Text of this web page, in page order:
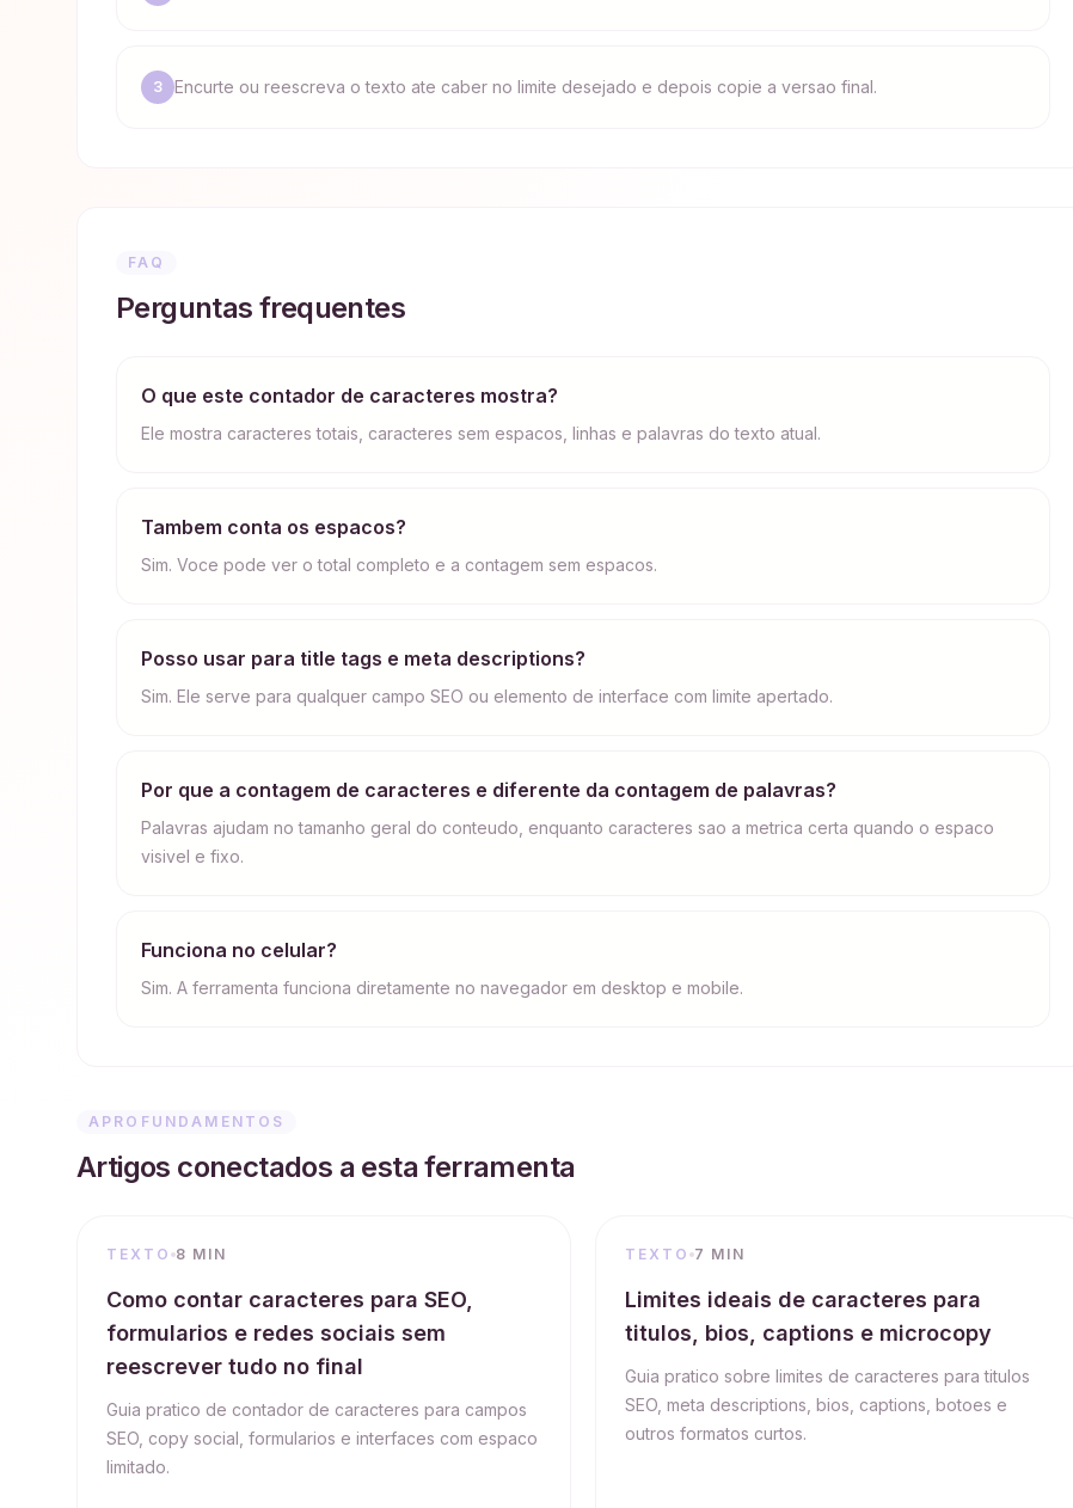
3 Encurte ou reescreva o texto ate caber no limite desejado e depois copie a versao final.
FAQ
Perguntas frequentes
O que este contador de caracteres mostra?
Ele mostra caracteres totais, caracteres sem espacos, linhas e palavras do texto atual.
Tambem conta os espacos?
Sim. Voce pode ver o total completo e a contagem sem espacos.
Posso usar para title tags e meta descriptions?
Sim. Ele serve para qualquer campo SEO ou elemento de interface com limite apertado.
Por que a contagem de caracteres e diferente da contagem de palavras?
Palavras ajudam no tamanho geral do conteudo, enquanto caracteres sao a metrica certa quando o espaco
visivel e fixo.
Funciona no celular?
Sim. A ferramenta funciona diretamente no navegador em desktop e mobile.
APROFUNDAMENTOS
Artigos conectados a esta ferramenta
TEXTO 8 MIN
Como contar caracteres para SEO,
formularios e redes sociais sem
reescrever tudo no final
Guia pratico de contador de caracteres para campos
SEO, copy social, formularios e interfaces com espaco
limitado.
TEXTO 7 MIN
Limites ideais de caracteres para
titulos, bios, captions e microcopy
Guia pratico sobre limites de caracteres para titulos
SEO, meta descriptions, bios, captions, botoes e
outros formatos curtos.